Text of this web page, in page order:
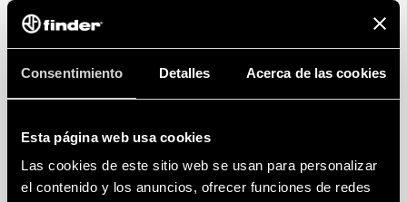
Consentimiento Detalles Acerca de las cookies
Esta página web usa cookies
Las cookies de este sitio web se usan para personalizar
el contenido y los anuncios, ofrecer funciones de redes